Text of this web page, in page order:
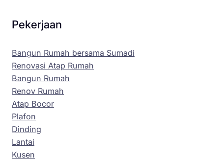
Pekerjaan
Bangun Rumah bersama Sumadi
Renovasi Atap Rumah
Bangun Rumah
Renov Rumah
Atap Bocor
Plafon
Dinding
Lantai
Kusen